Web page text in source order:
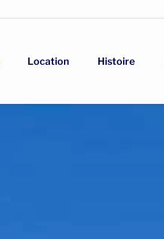
Location Histoire